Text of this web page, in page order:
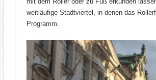
weitläufige Stadtviertel, in denen das
Programm.